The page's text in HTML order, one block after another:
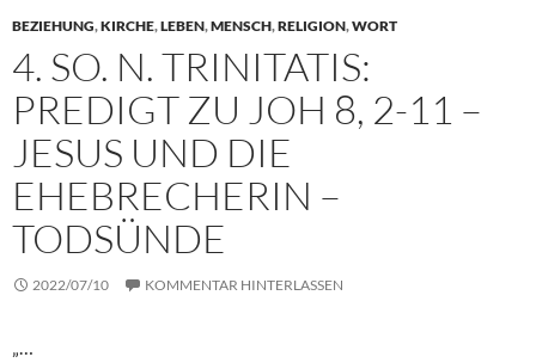
BEZIEHUNG,KIRCHE,LEBEN,MENSCH,RELIGION,WORT
4. SO. N. TRINITATIS:
PREDIGT ZU JOH 8, 2-11 –
JESUS UND DIE
EHEBRECHERIN –
TODSÜNDE
2022/07/10 KOMMENTAR HINTERLASSEN
„…